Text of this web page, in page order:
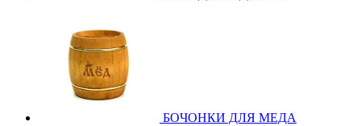
БОЧОНКИ ДЛЯ МЕДА